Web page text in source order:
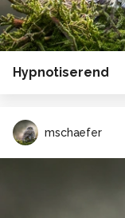
Hypnotiserend
mschaefer